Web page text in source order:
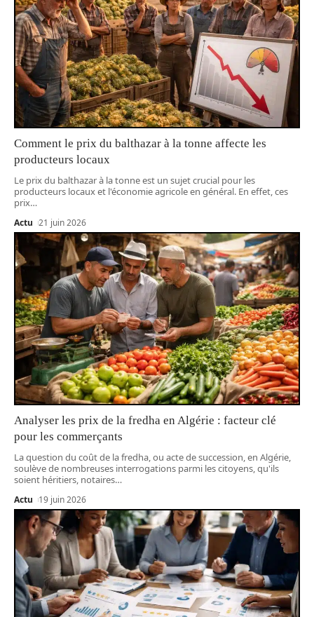
Comment le prix du balthazar à la tonne affecte les
producteurs locaux
Le prix du balthazar à la tonne est un sujet crucial pour les
producteurs locaux et l'économie agricole en général. En effet, ces
prix…
Actu 21 juin 2026
Analyser les prix de la fredha en Algérie : facteur clé
pour les commerçants
La question du coût de la fredha, ou acte de succession, en Algérie,
soulève de nombreuses interrogations parmi les citoyens, qu'ils
soient héritiers, notaires…
Actu 19 juin 2026